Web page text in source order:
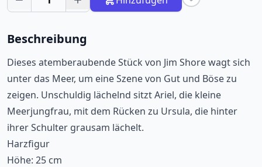
Beschreibung
Dieses atemberaubende Stück von Jim Shore wagt sich
unter das Meer, um eine Szene von Gut und Böse zu
zeigen. Unschuldig lächelnd sitzt Ariel, die kleine
Meerjungfrau, mit dem Rücken zu Ursula, die hinter
ihrer Schulter grausam lächelt.
Harzfigur
Höhe: 25 cm